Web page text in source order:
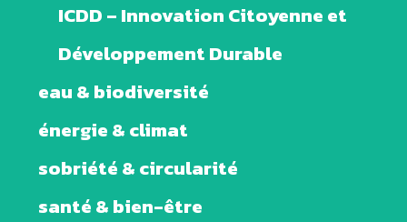
ICDD – Innovation Citoyenne et
Développement Durable
eau & biodiversité
énergie & climat
sobriété & circularité
santé & bien-être